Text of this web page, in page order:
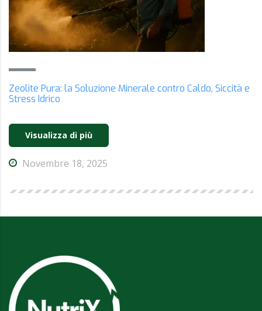
Zeolite Pura: la Soluzione Minerale contro Caldo, Siccità e
Stress Idrico
Visualizza di più
Novembre 18, 2025